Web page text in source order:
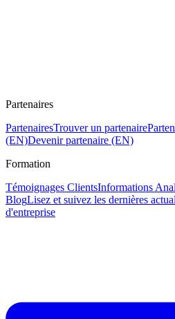
Partenaires
PartenairesTrouver un partenaire
(EN)Devenir partenaire (EN)
Formation
Témoignages ClientsInformations
BlogLisez et suivez les dernières
d'entreprise